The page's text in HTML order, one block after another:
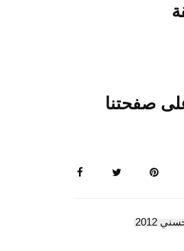
متجددة لاخر البرامج الدينية لرمضان 2012 على صفحتنا
2012